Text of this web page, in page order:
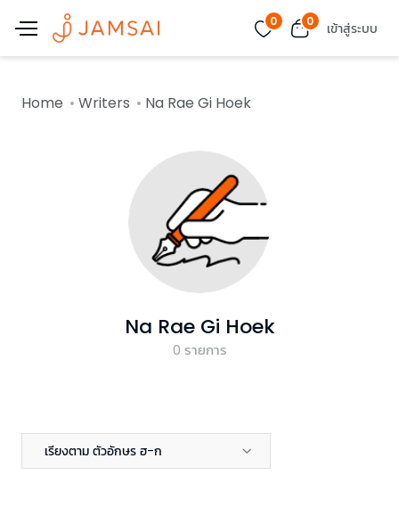
0 0 เข้าสู่ระบบ
Home Writers Na Rae Gi Hoek
Na Rae Gi Hoek
0 รายการ
เรียงตาม ตัวอักษร ฮ-ก